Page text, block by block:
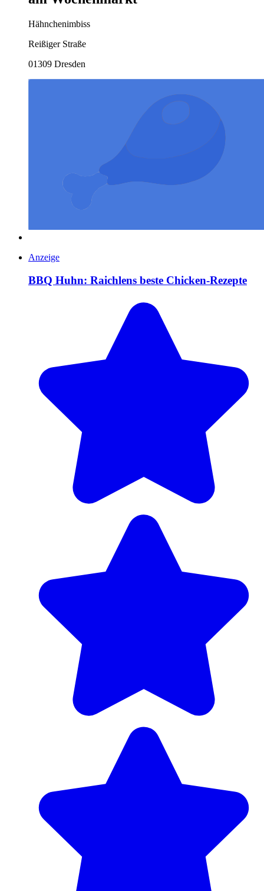
Hähnchenimbiss
Reißiger Straße
01309 Dresden
Anzeige
BBQ Huhn: Raichlens beste Chicken-Rezepte